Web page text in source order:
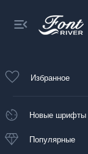
Избранное
Новые шрифты
Популярные